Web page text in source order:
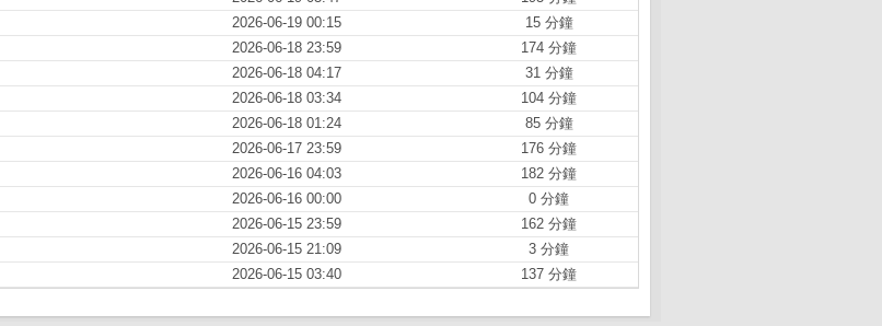
2026-06-19 00:15
15 分鐘
2026-06-18 23:59
174 分鐘
2026-06-18 04:17
31 分鐘
2026-06-18 03:34
104 分鐘
2026-06-18 01:24
85 分鐘
2026-06-17 23:59
176 分鐘
2026-06-16 04:03
182 分鐘
2026-06-16 00:00
0 分鐘
2026-06-15 23:59
162 分鐘
2026-06-15 21:09
3 分鐘
2026-06-15 03:40 137 分鐘